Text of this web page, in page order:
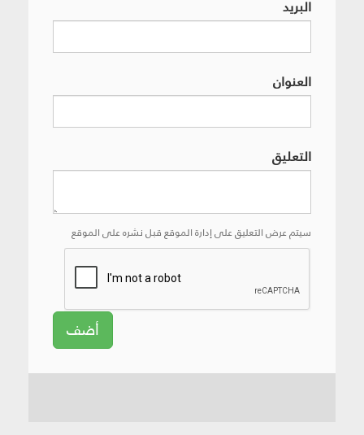
البريد
العنوان
التعليق
سيتم عرض التعليق على إدارة الموقع قبل نشره على الموقع
أضف